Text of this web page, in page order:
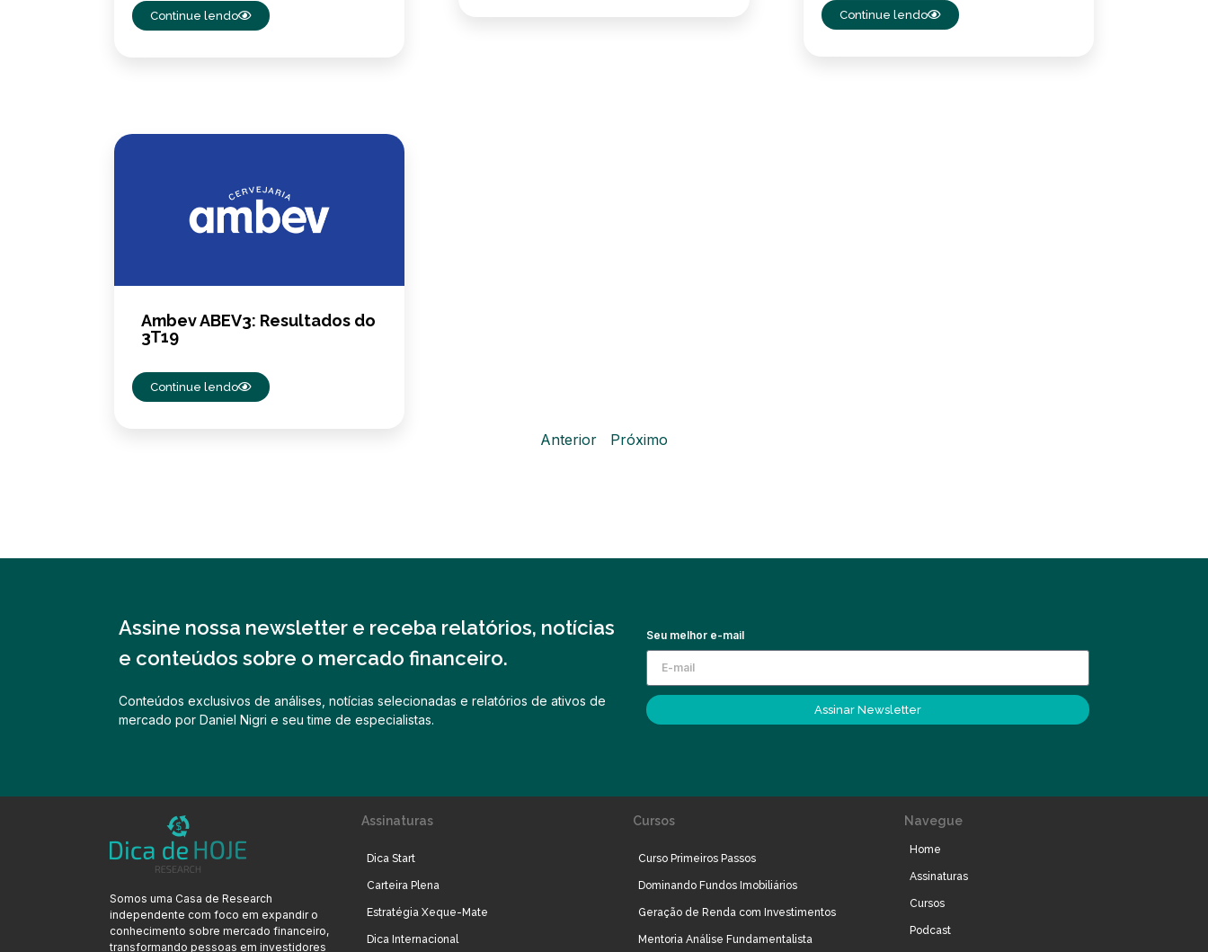
Continue lendo Continue lendo
Ambev ABEV3: Resultados do
3T19
Continue lendo
Anterior Próximo
Assine nossa newsletter e receba relatórios, notícias
e conteúdos sobre o mercado financeiro.
Conteúdos exclusivos de análises, notícias selecionadas e relatórios de ativos de
mercado por Daniel Nigri e seu time de especialistas.
Seu melhor e-mail
Assinar Newsletter
Somos uma Casa de Research
independente com foco em expandir o
conhecimento sobre mercado financeiro,
transformando pessoas em investidores
Assinaturas
Dica Start
Carteira Plena
Estratégia Xeque-Mate
Dica Internacional
Cursos
Curso Primeiros Passos
Dominando Fundos Imobiliários
Geração de Renda com Investimentos
Mentoria Análise Fundamentalista
Navegue
Home
Assinaturas
Cursos
Podcast